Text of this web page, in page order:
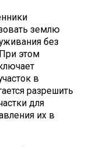
землю
без
этом
в
разрешить
для
их в